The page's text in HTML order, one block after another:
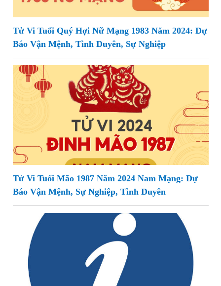
Tử Vi Tuổi Quý Hợi Nữ Mạng 1983 Năm 2024: Dự
Báo Vận Mệnh, Tình Duyên, Sự Nghiệp
Tử Vi Tuổi Mão 1987 Năm 2024 Nam Mạng: Dự
Báo Vận Mệnh, Sự Nghiệp, Tình Duyên